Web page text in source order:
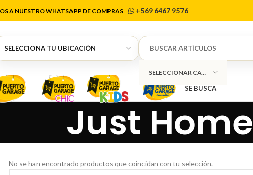
A NUESTRO WHATSAPP DE COMPRAS +569 6467 9576
SELECCIONAR CATEGORÍA
SE BUSCA
Just Home
No se han encontrado productos que coincidan con tu selección.